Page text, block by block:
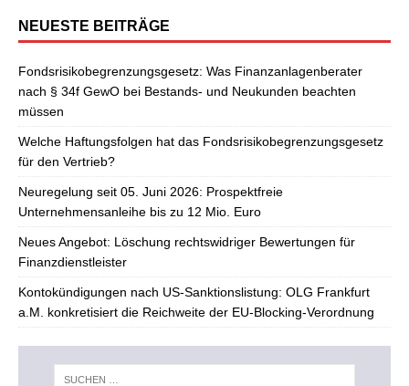
NEUESTE BEITRÄGE
Fondsrisikobegrenzungsgesetz: Was Finanzanlagenberater
nach § 34f GewO bei Bestands- und Neukunden beachten
müssen
Welche Haftungsfolgen hat das Fondsrisikobegrenzungsgesetz
für den Vertrieb?
Neuregelung seit 05. Juni 2026: Prospektfreie
Unternehmensanleihe bis zu 12 Mio. Euro
Neues Angebot: Löschung rechtswidriger Bewertungen für
Finanzdienstleister
Kontokündigungen nach US-Sanktionslistung: OLG Frankfurt
a.M. konkretisiert die Reichweite der EU-Blocking-Verordnung